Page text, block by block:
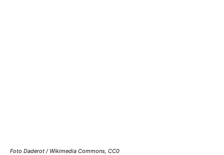
Foto Daderot / Wikimedia Commons, CC0